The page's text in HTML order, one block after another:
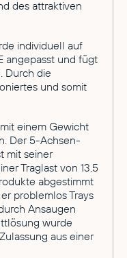
des attraktiven
individuell auf
angepasst und fügt
Durch die
und somit
einem Gewicht
Der 5-Achsen-
mit seiner
Traglast von 13,5
abgestimmt
problemlos Trays
Ansaugen
wurde
aus einer